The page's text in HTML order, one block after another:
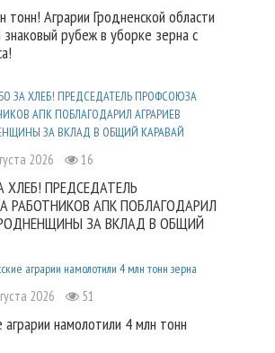
тонн! Аграрии Гродненской области
рубеж в уборке зерна с
2026 16
ХЛЕБ! ПРЕДСЕДАТЕЛЬ
РАБОТНИКОВ АПК ПОБЛАГОДАРИЛ
ЗА ВКЛАД В ОБЩИЙ
2026 51
аграрии намолотили 4 млн тонн